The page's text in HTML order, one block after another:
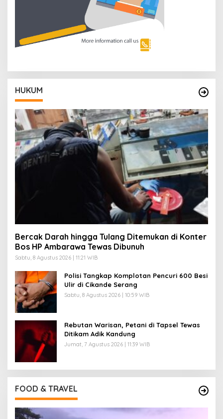
HUKUM
Bercak Darah hingga Tulang Ditemukan di Konter
Bos HP Ambarawa Tewas Dibunuh
Sabtu, 8 Agustus 2026 | 11:21 WIB
Polisi Tangkap Komplotan Pencuri 600 Besi
Ulir di Cikande Serang
Sabtu, 8 Agustus 2026 | 10:59 WIB
Rebutan Warisan, Petani di Tapsel Tewas
Ditikam Adik Kandung
Jumat, 7 Agustus 2026 | 11:39 WIB
FOOD & TRAVEL